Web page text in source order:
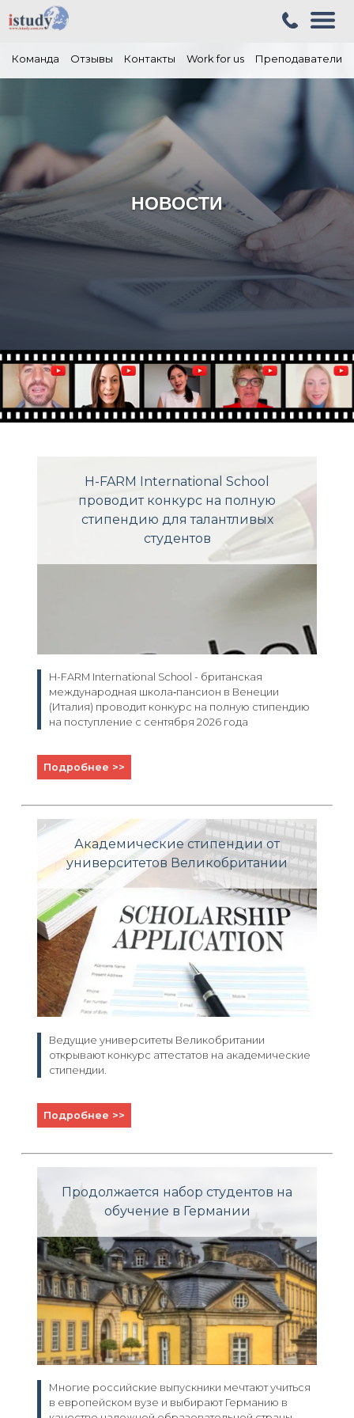
Команда Отзывы Контакты Work for us Преподаватели
НОВОСТИ
H-FARM International School
проводит конкурс на полную
стипендию для талантливых
студентов
H-FARM International School - британская
международная школа‑пансион в Венеции
(Италия) проводит конкурс на полную стипендию
на поступление с сентября 2026 года
Подробнее >>
Академические стипендии от
университетов Великобритании
Ведущие университеты Великобритании
открывают конкурс аттестатов на академические
стипендии.
Подробнее >>
Продолжается набор студентов на
обучение в Германии
Многие российские выпускники мечтают учиться
в европейском вузе и выбирают Германию в